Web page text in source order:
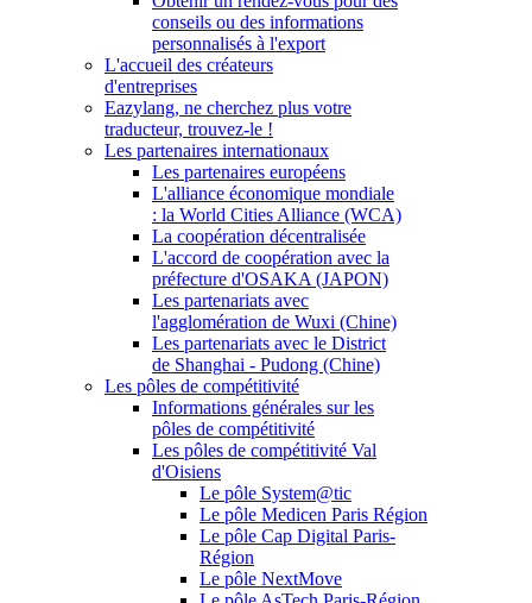
conseils ou des informations
personnalisés à l'export
L'accueil des créateurs
d'entreprises
Eazylang, ne cherchez plus votre
traducteur, trouvez-le !
Les partenaires internationaux
Les partenaires européens
L'alliance économique mondiale
: la World Cities Alliance (WCA)
La coopération décentralisée
L'accord de coopération avec la
préfecture d'OSAKA (JAPON)
Les partenariats avec
l'agglomération de Wuxi (Chine)
Les partenariats avec le District
de Shanghai - Pudong (Chine)
Les pôles de compétitivité
Informations générales sur les
pôles de compétitivité
Les pôles de compétitivité Val
d'Oisiens
Le pôle System@tic
Le pôle Medicen Paris Région
Le pôle Cap Digital Paris-
Région
Le pôle NextMove